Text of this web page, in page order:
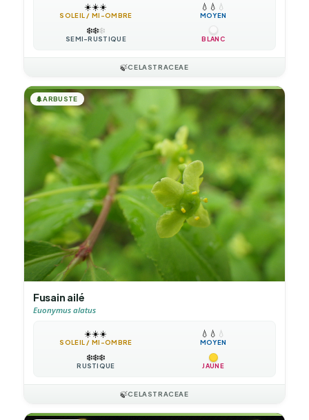
☀️☀️☀️
SOLEIL / MI-OMBRE
💧 💧 💧
MOYEN
❄️❄️❄️
SEMI-RUSTIQUE BLANC
🍃CELASTRACEAE
🌲ARBUSTE
Fusain ailé
Euonymus alatus
☀️☀️☀️
SOLEIL / MI-OMBRE
💧 💧 💧
MOYEN
❄️❄️❄️
RUSTIQUE JAUNE
🍃CELASTRACEAE